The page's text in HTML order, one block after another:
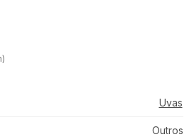
Uvas
Outros